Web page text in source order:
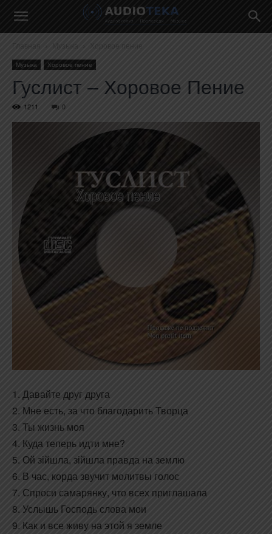
Главная Музыка Хоровое пение
Музыка Хоровое пение
Гуслист – Хоровое Пение
1211 0
1. Давайте друг друга
2. Мне есть, за что благодарить Творца
3. Ты жизнь моя
4. Куда теперь идти мне?
5. Ой зійшла, зійшла правда на землю
6. В час, корда звучит молитвы голос
7. Спроси самарянку, что всех приглашала
8. Услышь Господь слова мои
9. Как и все живу на этой я земле